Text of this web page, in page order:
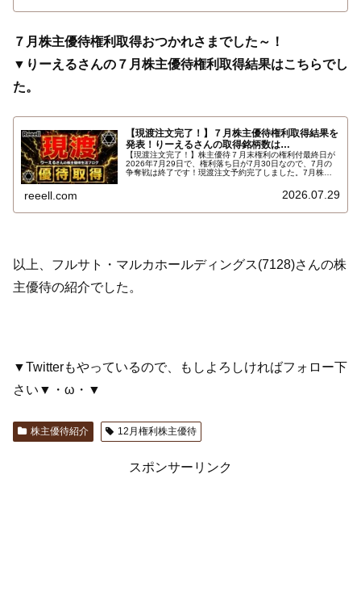
７月株主優待権利取得おつかれさまでした～！
▼りーえるさんの７月株主優待権利取得結果はこちらでし
た。
【現渡注文完了！】７月株主優待権利取得結果を
発表！りーえるさんの取得銘柄数は…
【現渡注文完了！】株主優待７月末権利の権利付最終日が
2026年7月29日で、権利落ち日が7月30日なので、7月の
争奪戦は終了です！現渡注文予約完了しました。7月株主
reeell.com 2026.07.29
以上、フルサト・マルカホールディングス(7128)さんの株
主優待の紹介でした。
▼Twitterもやっているので、もしよろしければフォロー下
さい▼・ω・▼
株主優待紹介 12月権利株主優待
スポンサーリンク